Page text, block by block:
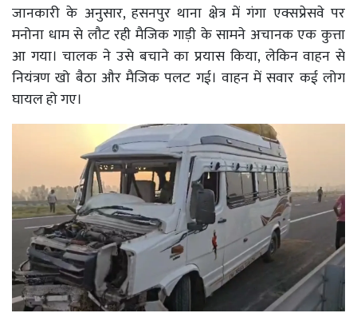
जानकारी के अनुसार, हसनपुर थाना क्षेत्र में गंगा एक्सप्रेसवे पर
मनोना धाम से लौट रही मैजिक गाड़ी के सामने अचानक एक कुत्ता
आ गया। चालक ने उसे बचाने का प्रयास किया, लेकिन वाहन से
नियंत्रण खो बैठा और मैजिक पलट गई। वाहन में सवार कई लोग
घायल हो गए।